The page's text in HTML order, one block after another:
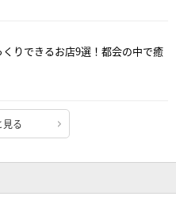
くりできるお店9選！都会の中で癒
見る